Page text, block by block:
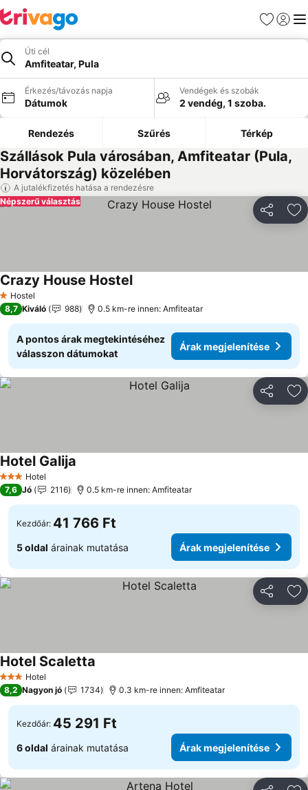
Kedvencek
Úti cél
Amfiteatar, Pula
Érkezés/távozás napja
Dátumok
Vendégek és szobák
2 vendég, 1 szoba.
Rendezés Szűrés Térkép
Szállások Pula városában, Amfiteatar (Pula,
Horvátország) közelében
A jutalékfizetés hatása a rendezésre
Népszerű választás
1 Kategória
Hostel
Crazy House Hostel
8,7 Kiváló 988 0.5 km-re innen: Amfiteatar
A pontos árak megtekintéséhez
válasszon dátumokat
Árak megjelenítése
3 Kategória
Hotel
Hotel Galija
7,6 Jó 2116 0.5 km-re innen: Amfiteatar
Kezdőár: 41 766 Ft
5 oldal árainak mutatása Árak megjelenítése
3 Kategória
Hotel
Hotel Scaletta
8,2 Nagyon jó 1734 0.3 km-re innen: Amfiteatar
Kezdőár: 45 291 Ft
6 oldal árainak mutatása Árak megjelenítése